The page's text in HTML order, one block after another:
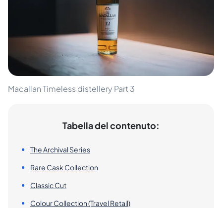
Macallan Timeless distellery Part 3
Tabella del contenuto:
The Archival Series
Rare Cask Collection
Classic Cut
Colour Collection (Travel Retail)